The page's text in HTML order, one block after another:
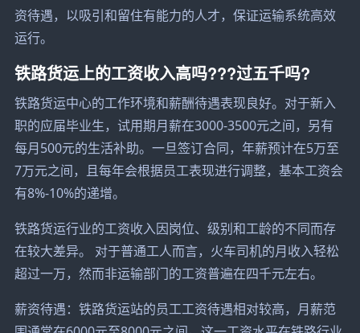
资待遇，以吸引和留住有能力的人才，保证运输系统高效
运行。
铁路货运上的工资收入高吗???过五千吗?
铁路货运中心的工作环境和薪酬待遇表现良好。对于新入
职的应届毕业生，试用期月薪在3000-3500元之间，另有
每月500元的生活补助。一旦签订合同，年薪预计在5万至
7万元之间，且每年会根据员工表现进行调整，基本工资会
有8%-10%的递增。
铁路货运行业的工资收入因岗位、级别和工龄的不同而存
在较大差异。 对于普通工人而言，火车司机的月收入轻松
超过一万，然而非运输部门的工资普遍在四千元左右。
薪资待遇：铁路货运站的员工工资待遇相对较高，月薪范